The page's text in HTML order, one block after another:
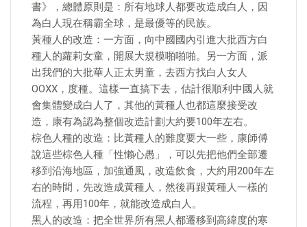
書》，總體原則是：所有地球人都要改造成白人，因
為白人現在稱霸全球，是最優等的民族。
黃種人的改造：一方面，向中國國內引進大批西方白
種人的蘿莉女童，開展大規模啪啪啪。另一方面，派
出我們的大批華人正太男童，去西方找白人女人
OOXX，度種。這樣一直搞下去，估計很順利中國人就
會集體變成白人了，其他的黃種人也都這麼接受改
造，康有為認為整個改造計劃大約要100年左右。
棕色人種的改造：比黃種人的難度要大一些，康師傅
說這些棕色人種「性懶心愚」，可以先把他們全部遷
移到沿海地區，加強通風，改造飲食，大約用200年左
右的時間，先改造成黃種人，然後再跟黃種人一樣的
流程，再用100年，就能改造成白人。
黑人的改造：把全世界所有黑人都遷移到高緯度的寒